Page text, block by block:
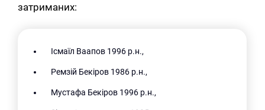
затриманих:
Ісмаїл Ваапов 1996 р.н.,
Ремзій Бекіров 1986 р.н.,
Мустафа Бекіров 1996 р.н.,